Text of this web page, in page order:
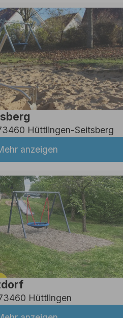
Hüttlingen-Seitsberg
anzeigen
Hüttlingen